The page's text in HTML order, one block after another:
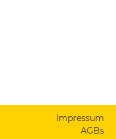
Impressum
AGBs